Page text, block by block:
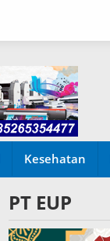
Kesehatan
PT EUP